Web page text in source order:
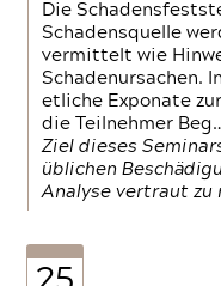
Die
Schadensquelle
vermittelt wie
Schadenursachen.
etliche Exponate
die Teilnehmer
Ziel dieses
üblichen
Analyse vertraut zu